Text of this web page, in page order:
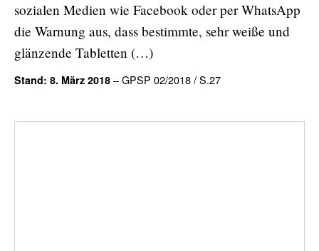
sozialen Medien wie Facebook oder per WhatsApp
die Warnung aus, dass bestimmte, sehr weiße und
glänzende Tabletten (…)
Stand: 8. März 2018 – GPSP 02/2018 / S.27